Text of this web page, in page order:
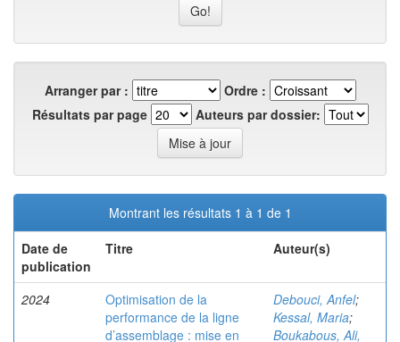
Arranger par :
Ordre :
Résultats par page
Auteurs par dossier:
Montrant les résultats 1 à 1 de 1
Date de
publication
Titre Auteur(s)
2024
Optimisation de la
performance de la ligne
d’assemblage : mise en
Debouci, Anfel;
Kessal, Maria;
Boukabous, Ali,